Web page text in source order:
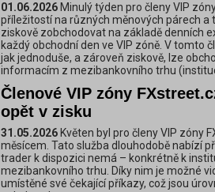
01.06.2026 Minulý týden pro členy VIP
příležitostí na různých měnových párech a
ziskově zobchodovat na základě denních
každý obchodní den ve VIP zóně. V tomto
jak jednoduše, a zároveň ziskově, lze
informacím z mezibankovního trhu
Členové VIP zóny
opět v zisku
31.05.2026 Květen byl pro členy VIP zóny
měsícem. Tato služba dlouhodobě nabízí
trader k dispozici nemá – konkrétně k
mezibankovního trhu. Díky nim je možné
umístěné své čekající příkazy, což jsou